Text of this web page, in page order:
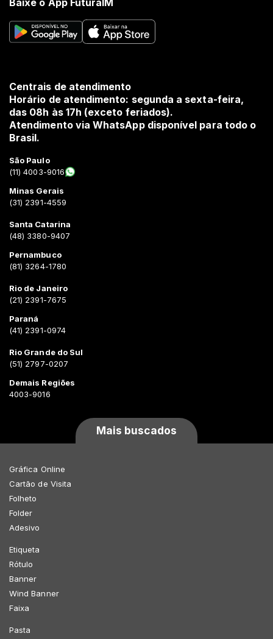
Baixe o App FuturaIM
Centrais de atendimento
Horário de atendimento: segunda a sexta-feira,
das 08h às 17h (exceto feriados).
Atendimento via WhatsApp disponível para todo o
Brasil.
São Paulo
(11) 4003-9016
Minas Gerais
(31) 2391-4559
Santa Catarina
(48) 3380-9407
Pernambuco
(81) 3264-1780
Rio de Janeiro
(21) 2391-7675
Paraná
(41) 2391-0974
Rio Grande do Sul
(51) 2797-0207
Demais Regiões
4003-9016
Mais buscados
Gráfica Online
Cartão de Visita
Folheto
Folder
Adesivo
Etiqueta
Rótulo
Banner
Wind Banner
Faixa
Pasta